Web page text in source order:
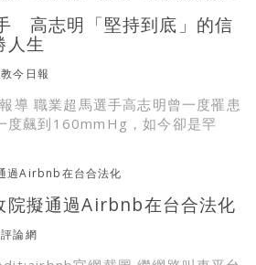
高志明「堅持到底」的信
生
今日報
導 職業超馬選手高志明曾一度罹患
度飆到160mmHg，如今卻是罕
院擬通過Airbnb在台合法化
論網